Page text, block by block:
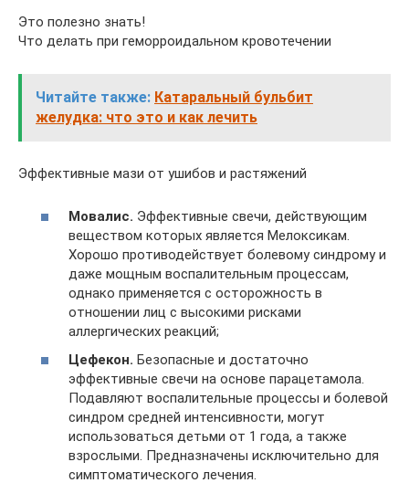
Это полезно знать!
Что делать при геморроидальном кровотечении
Читайте также: Катаральный бульбит
желудка: что это и как лечить
Эффективные мази от ушибов и растяжений
Мовалис. Эффективные свечи, действующим
веществом которых является Мелоксикам.
Хорошо противодействует болевому синдрому и
даже мощным воспалительным процессам,
однако применяется с осторожность в
отношении лиц с высокими рисками
аллергических реакций;
Цефекон. Безопасные и достаточно
эффективные свечи на основе парацетамола.
Подавляют воспалительные процессы и болевой
синдром средней интенсивности, могут
использоваться детьми от 1 года, а также
взрослыми. Предназначены исключительно для
симптоматического лечения.